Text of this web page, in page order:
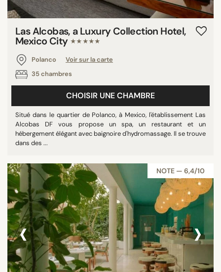
Las Alcobas, a Luxury Collection Hotel,
Mexico City ★★★★★
Polanco
Voir sur la carte
35 chambres
CHOISIR UNE CHAMBRE
Situé dans le quartier de Polanco, à Mexico, l'établissement Las
Alcobas DF vous propose un spa, un restaurant et un
hébergement élégant avec baignoire d'hydromassage. Il se trouve
dans des ...
NOTE — 6,4/10
‹ ›